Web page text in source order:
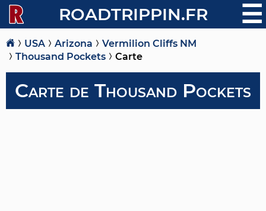
ROADTRIPPIN.FR ☰
USA Arizona
Vermilion Cliffs NM
Thousand Pockets
Carte
Carte de Thousand Pockets